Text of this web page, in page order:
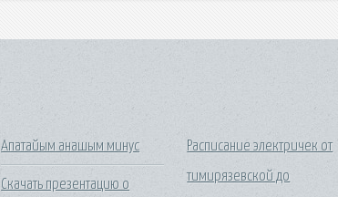
Апатайым анашым минус
Скачать презентацию о
Расписание электричек от
тимирязевской до